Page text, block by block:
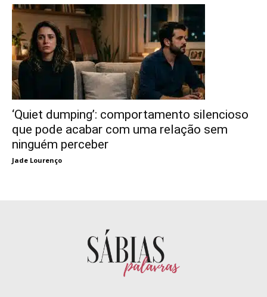
‘Quiet dumping’: comportamento silencioso
que pode acabar com uma relação sem
ninguém perceber
Jade Lourenço